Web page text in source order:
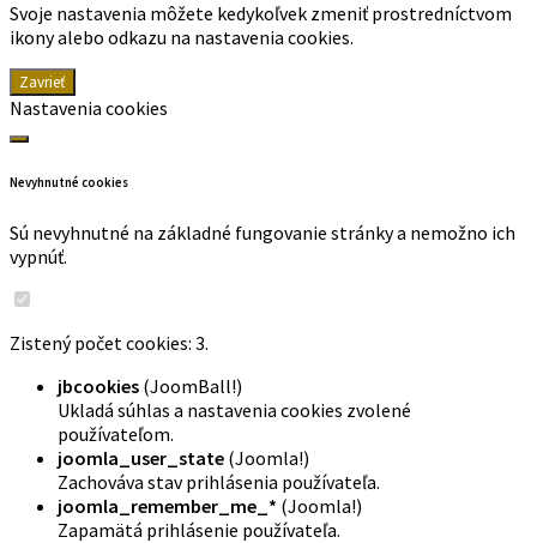
Svoje nastavenia môžete kedykoľvek zmeniť prostredníctvom
ikony alebo odkazu na nastavenia cookies.
Zavrieť
Nastavenia cookies
Nevyhnutné cookies
Sú nevyhnutné na základné fungovanie stránky a nemožno ich
vypnúť.
Zistený počet cookies: 3.
jbcookies (JoomBall!)
Ukladá súhlas a nastavenia cookies zvolené
používateľom.
joomla_user_state (Joomla!)
Zachováva stav prihlásenia používateľa.
joomla_remember_me_* (Joomla!)
Zapamätá prihlásenie používateľa.